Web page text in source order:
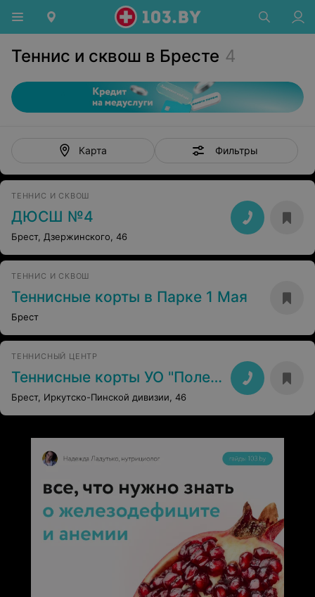
Теннис и сквош в Бресте 4
Карта Фильтры
ТЕННИС И СКВОШ
ДЮСШ №4
Брест, Дзержинского, 46
ТЕННИС И СКВОШ
Теннисные корты в Парке 1 Мая
Брест
ТЕННИСНЫЙ ЦЕНТР
Теннисные корты УО "Полесский государственный университет"
Брест, Иркутско-Пинской дивизии, 46